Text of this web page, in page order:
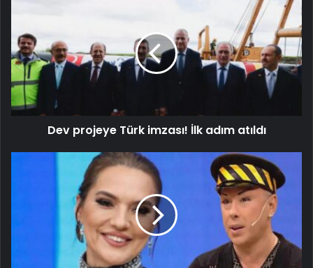
Dev projeye Türk imzası! İlk adım atıldı